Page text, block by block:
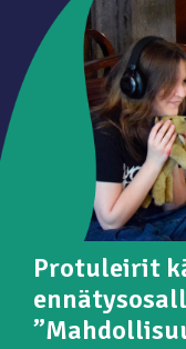
Protuleirit